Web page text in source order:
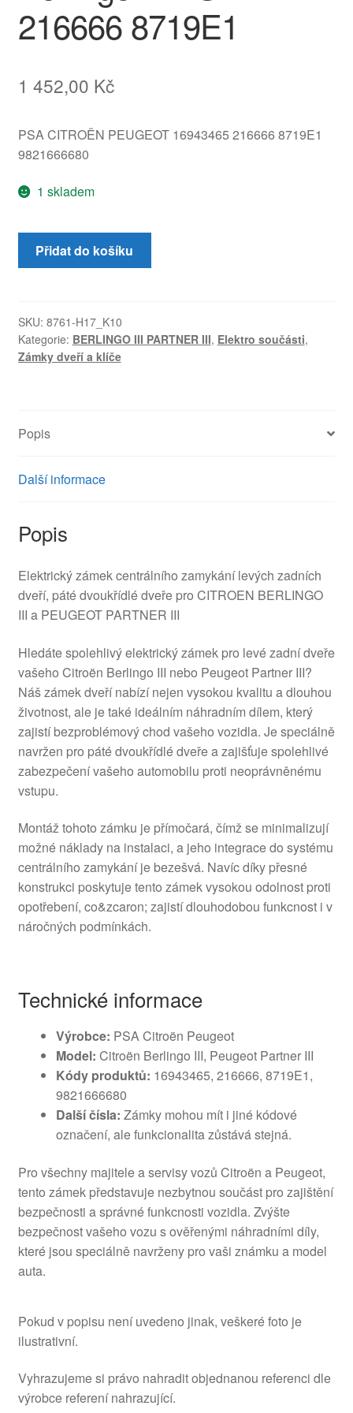
216666 8719E1
1 452,00 Kč
PSA CITROËN PEUGEOT 16943465 216666 8719E1
9821666680
1 skladem
Zámek
levých
dveří
pro
Citroën
216666
množství
Přidat do košíku
SKU: 8761-H17_K10
Kategorie: BERLINGO III PARTNER III, Elektro součásti,
Zámky dveří a klíče
Popis
Další informace
Popis
Elektrický zámek centrálního zamykání levých zadních
dveří, páté dvoukřídlé dveře pro CITROEN BERLINGO
III a PEUGEOT PARTNER III
Hledáte spolehlivý elektrický zámek pro levé zadní dveře
vašeho Citroën Berlingo III nebo Peugeot Partner III?
Náš zámek dveří nabízí nejen vysokou kvalitu a dlouhou
životnost, ale je také ideálním náhradním dílem, který
zajistí bezproblémový chod vašeho vozidla. Je speciálně
navržen pro páté dvoukřídlé dveře a zajišťuje spolehlivé
zabezpečení vašeho automobilu proti neoprávněnému
vstupu.
Montáž tohoto zámku je přímočará, čímž se minimalizují
možné náklady na instalaci, a jeho integrace do systému
centrálního zamykání je bezešvá. Navíc díky přesné
konstrukci poskytuje tento zámek vysokou odolnost proti
opotřebení, co&zcaron; zajistí dlouhodobou funkcnost i v
náročných podmínkách.
Technické informace
Výrobce: PSA Citroën Peugeot
Model: Citroën Berlingo III, Peugeot Partner III
Kódy produktů: 16943465, 216666, 8719E1,
9821666680
Další čísla: Zámky mohou mít i jiné kódové
označení, ale funkcionalita zůstává stejná.
Pro všechny majitele a servisy vozů Citroën a Peugeot,
tento zámek představuje nezbytnou součást pro zajištění
bezpečnosti a správné funkcnosti vozidla. Zvýšte
bezpečnost vašeho vozu s ověřenými náhradními díly,
které jsou speciálně navrženy pro vaši známku a model
auta.
Pokud v popisu není uvedeno jinak, veškeré foto je
ilustrativní.
Vyhrazujeme si právo nahradit objednanou referenci dle
výrobce referení nahrazující.